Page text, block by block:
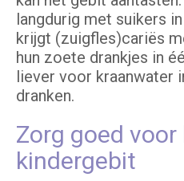
langdurig met suikers
krijgt (zuigfles)cariës
hun zoete drankjes in
liever voor kraanwater
dranken.
Zorg goed voor
kindergebit